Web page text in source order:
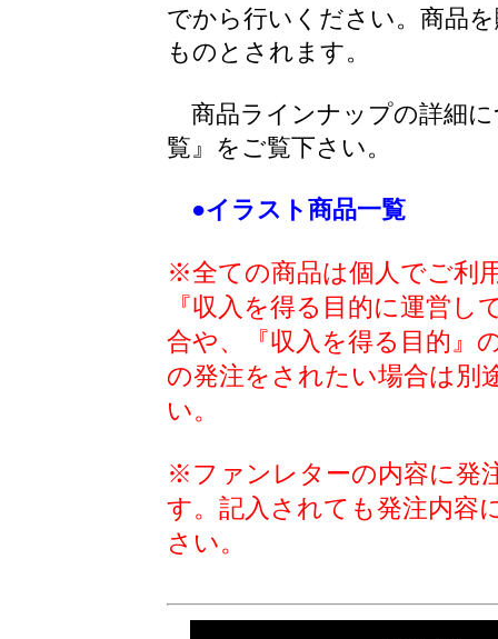
でから行いください。商品
ものとされます。
商品ラインナップの詳細
覧』をご覧下さい。
●イラスト商品一覧
※全ての商品は個人でご利
『収入を得る目的に運営
合や、『収入を得る目的』
の発注をされたい場合は別
い。
※ファンレターの内容に発
す。記入されても発注内容
さい。